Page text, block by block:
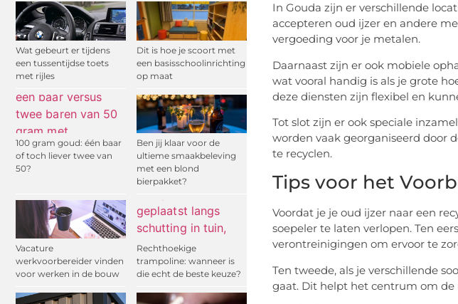
Wat gebeurt er tijdens
een tussentijdse toets
met rijles
Dit is hoe je scoort met
een basisschoolinrichting
op maat
100 gram goud: één baar
of toch liever twee van
50?
Ben jij klaar voor de
ultieme smaakbeleving
met een blond
bierpakket?
Vacature
werkvoorbereider vinden
voor werken in de bouw
Rechthoekige
trampoline: wanneer is
die echt de beste keuze?
In Gouda zijn er verschillende
accepteren oud ijzer en andere
vergoeding voor je metalen.
Daarnaast zijn er ook mobiele
wat vooral handig is als je grote
deze diensten zijn flexibel en
Tot slot zijn er ook speciale
worden vaak georganiseerd door
te recyclen.
Tips voor het
Voordat je je oud ijzer naar een
soepeler te laten verlopen. Ten
verontreinigingen om ervoor te
Ten tweede, als je verschillende
gaat. Dit helpt het centrum om de